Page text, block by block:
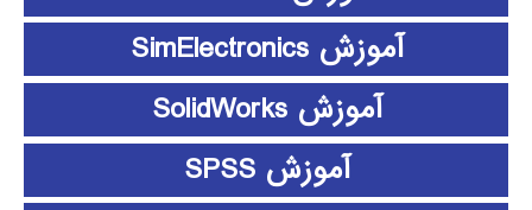
آموزش SimElectronics
آموزش SolidWorks
آموزش SPSS